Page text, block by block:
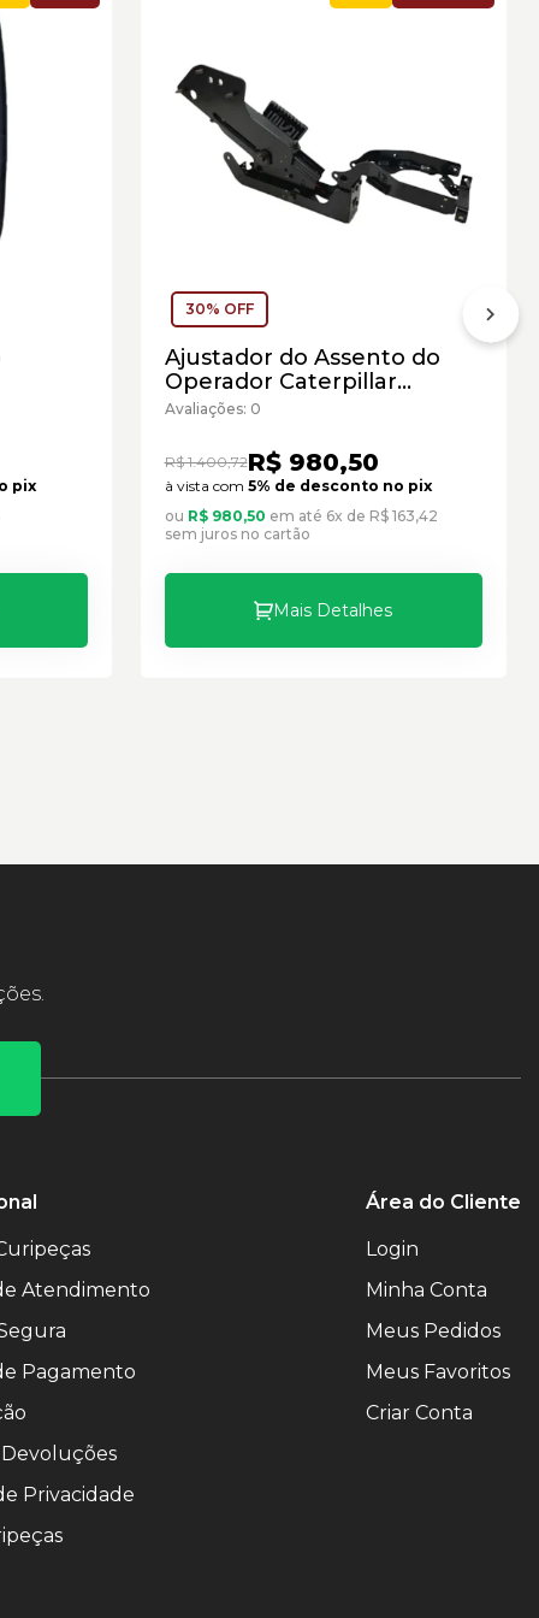
pix
30% OFF
Ajustador do Assento do
Operador Caterpillar
Cód:3492600 - Seminovo
Avaliações: 0
R$ 1.400,72R$ 980,50
à vista com 5% de desconto no pix
ou R$ 980,50 em até 6x de R$ 163,42
sem juros no cartão
Mais Detalhes
Atendimento
Pagamento
Privacidade
Área do Cliente
Login
Minha Conta
Meus Pedidos
Meus Favoritos
Criar Conta